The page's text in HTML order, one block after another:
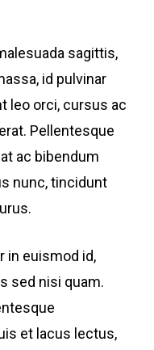
sagittis,
id pulvinar
leo orci, cursus ac
Pellentesque
ac bibendum
nunc, tincidunt
in euismod id,
sed nisi quam.
et lacus lectus,